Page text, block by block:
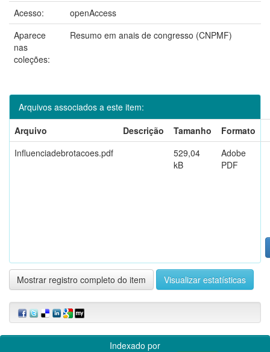
Acesso:
openAccess
Aparece
nas
coleções:
Resumo em anais de congresso (CNPMF)
Arquivos associados a este item:
Arquivo
Descrição Tamanho
Formato
Influenciadebrotacoes.pdf
529,04
kB
Adobe
PDF
Mostrar registro completo do item Visualizar estatísticas
Indexado por